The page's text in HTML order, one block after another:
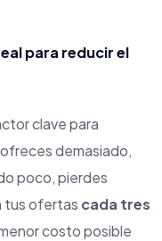
para reducir el
clave para
demasiado,
poco, pierdes
tus ofertas cada tres
costo posible